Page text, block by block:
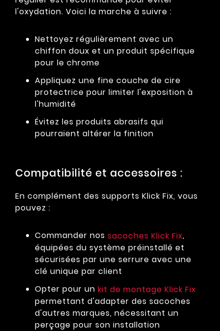
l'oxydation. Voici la marche à suivre :
Nettoyez régulièrement avec un
chiffon doux et un produit spécifique
pour le chrome
Appliquez une fine couche de cire
protectrice pour limiter l'exposition à
l'humidité
Évitez les produits abrasifs qui
pourraient altérer la finition
Compatibilité et accessoires :
En complément des supports Klick Fix, vous
pouvez :
Commander nos sacoches Klick Fix,
équipées du système préinstallé et
sécurisées par une serrure avec une
clé unique par client
Opter pour un kit de montage Klick Fix
permettant d'adapter des sacoches
d'autres marques, nécessitant un
perçage pour son installation